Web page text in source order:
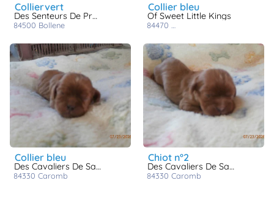
colliervert
Des Senteurs De Provence
84500 bollene
collier bleu
Of Sweet Little Kings
84470
collier bleu
Des Cavaliers De Saint Clou
84330 caromb
chiot n°2
Des Cavaliers De Saint Clou
84330 caromb